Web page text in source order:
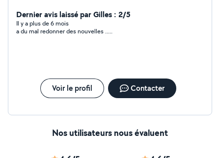
domaines
Dernier avis laissé par Gilles : 2/5
Il y a plus de 6 mois
a du mal redonner des nouvelles .....
Voir le profil Contacter
Nos utilisateurs nous évaluent